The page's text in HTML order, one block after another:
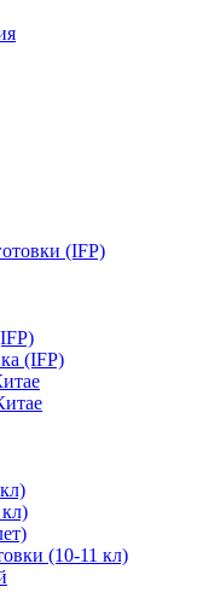
(IFP)
(IFP)
(10-11 кл)